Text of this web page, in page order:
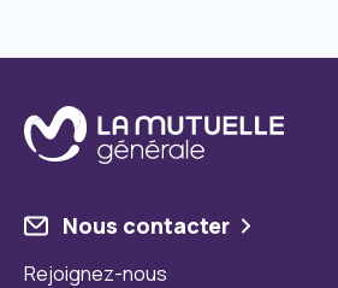
Nous contacter
Rejoignez-nous